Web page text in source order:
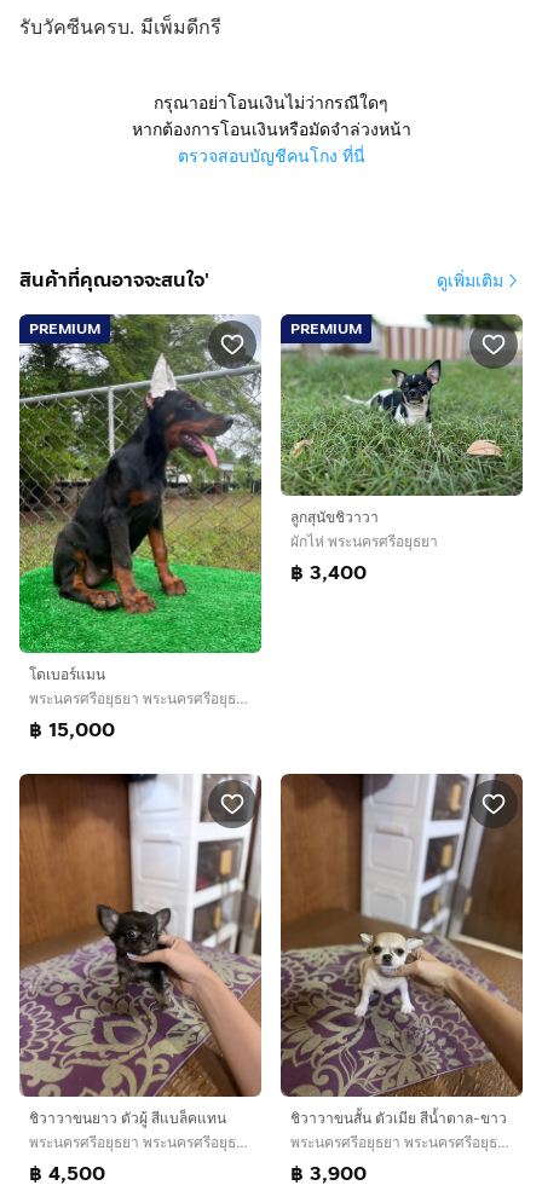
รับวัคซีนครบ. มีเพ็มดีกรี
กรุณาอย่าโอนเงินไม่ว่ากรณีใดๆ
หากต้องการโอนเงินหรือมัดจำล่วงหน้า
ตรวจสอบบัญชีคนโกง ที่นี่
สินค้าที่คุณอาจจะสนใจ' ดูเพิ่มเติม
PREMIUM
โดเบอร์แมน
พระนครศรีอยุธยา พระนครศรีอยุธยา
฿ 15,000
PREMIUM
ลูกสุนัขชิวาวา
ผักไห่ พระนครศรีอยุธยา
฿ 3,400
ชิวาวาขนยาว ตัวผู้ สีแบล็คแทน
พระนครศรีอยุธยา พระนครศรีอยุธยา
฿ 4,500
ชิวาวาขนสั้น ตัวเมีย สีน้ำตาล-ขาว
พระนครศรีอยุธยา พระนครศรีอยุธยา
฿ 3,900